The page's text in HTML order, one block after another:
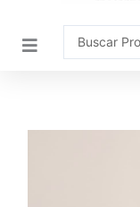
Search
...